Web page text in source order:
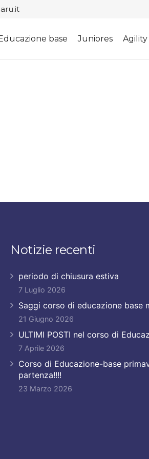
base Juniores Agility
Notizie recenti
periodo di chiusura estiva
7 Luglio 2026
Saggi corso di educazione base
21 Giugno 2026
ULTIMI POSTI nel corso di
7 Aprile 2026
Corso di Educazione-base
partenza!!!!
23 Marzo 2026